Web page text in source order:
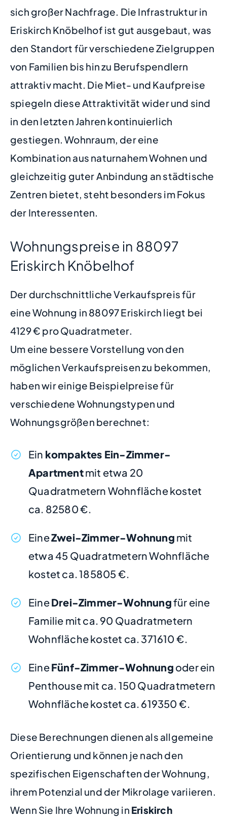
sich großer Nachfrage. Die Infrastruktur in
Eriskirch Knöbelhof ist gut ausgebaut, was
den Standort für verschiedene Zielgruppen
von Familien bis hin zu Berufspendlern
attraktiv macht. Die Miet- und Kaufpreise
spiegeln diese Attraktivität wider und sind
in den letzten Jahren kontinuierlich
gestiegen. Wohnraum, der eine
Kombination aus naturnahem Wohnen und
gleichzeitig guter Anbindung an städtische
Zentren bietet, steht besonders im Fokus
der Interessenten.
Wohnungspreise in 88097
Eriskirch Knöbelhof
Der durchschnittliche Verkaufspreis für
eine Wohnung in 88097 Eriskirch liegt bei
4129 € pro Quadratmeter.
Um eine bessere Vorstellung von den
möglichen Verkaufspreisen zu bekommen,
haben wir einige Beispielpreise für
verschiedene Wohnungstypen und
Wohnungsgrößen berechnet:
Ein kompaktes Ein-Zimmer-
Apartmentmit etwa 20
Quadratmetern Wohnfläche kostet
ca. 82580 €.
EineZwei-Zimmer-Wohnung mit
etwa 45 Quadratmetern Wohnfläche
kostet ca. 185805 €.
EineDrei-Zimmer-Wohnungfür eine
Familie mit ca. 90 Quadratmetern
Wohnfläche kostet ca. 371610 €.
EineFünf-Zimmer-Wohnung oder ein
Penthouse mit ca. 150 Quadratmetern
Wohnfläche kostet ca. 619350 €.
Diese Berechnungen dienen als allgemeine
Orientierung und können je nach den
spezifischen Eigenschaften der Wohnung,
ihrem Potenzial und der Mikrolage variieren.
Wenn Sie Ihre Wohnung in Eriskirch